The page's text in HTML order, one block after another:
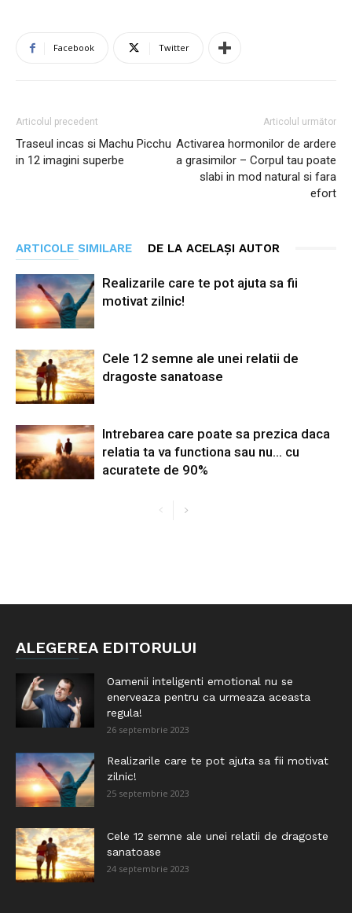
Facebook Twitter
Articolul precedent
Traseul incas si Machu Picchu
in 12 imagini superbe
Articolul următor
Activarea hormonilor de ardere
a grasimilor – Corpul tau poate
slabi in mod natural si fara
efort
ARTICOLE SIMILARE DE LA ACELAȘI AUTOR
Realizarile care te pot ajuta sa fii
motivat zilnic!
Cele 12 semne ale unei relatii de
dragoste sanatoase
Intrebarea care poate sa prezica daca
relatia ta va functiona sau nu… cu
acuratete de 90%
ALEGEREA EDITORULUI
Oamenii inteligenti emotional nu se
enerveaza pentru ca urmeaza aceasta
regula!
26 septembrie 2023
Realizarile care te pot ajuta sa fii motivat
zilnic!
25 septembrie 2023
Cele 12 semne ale unei relatii de dragoste
sanatoase
24 septembrie 2023